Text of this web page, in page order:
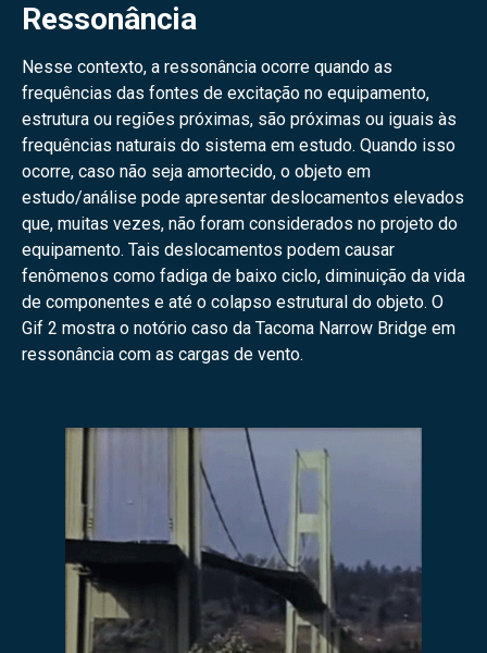
Ressonância
Nesse contexto, a ressonância ocorre quando as
frequências das fontes de excitação no equipamento,
estrutura ou regiões próximas, são próximas ou iguais às
frequências naturais do sistema em estudo. Quando isso
ocorre, caso não seja amortecido, o objeto em
estudo/análise pode apresentar deslocamentos elevados
que, muitas vezes, não foram considerados no projeto do
equipamento. Tais deslocamentos podem causar
fenômenos como fadiga de baixo ciclo, diminuição da vida
de componentes e até o colapso estrutural do objeto. O
Gif 2 mostra o notório caso da Tacoma Narrow Bridge em
ressonância com as cargas de vento.